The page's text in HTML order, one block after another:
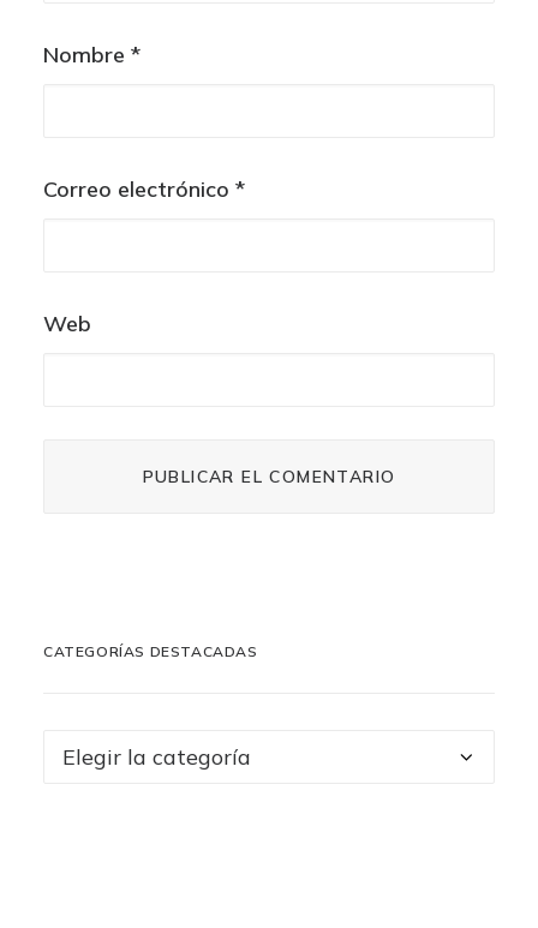
Nombre *
Correo electrónico *
Web
CATEGORÍAS DESTACADAS
Categorías